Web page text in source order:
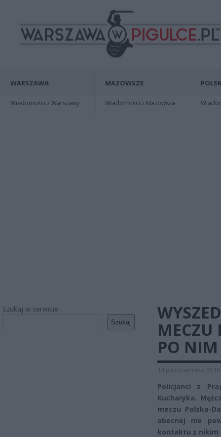
WARSZAWA
Wiadomości z Warszawy
MAZOWSZE
Wiadomości z Mazowsza
Szukaj w serwisie
Szukaj
MECZU
PO
14 października 2016
Policjanci z
Kucharyka.
meczu Polska-
obecnej nie
kontaktu z nikim